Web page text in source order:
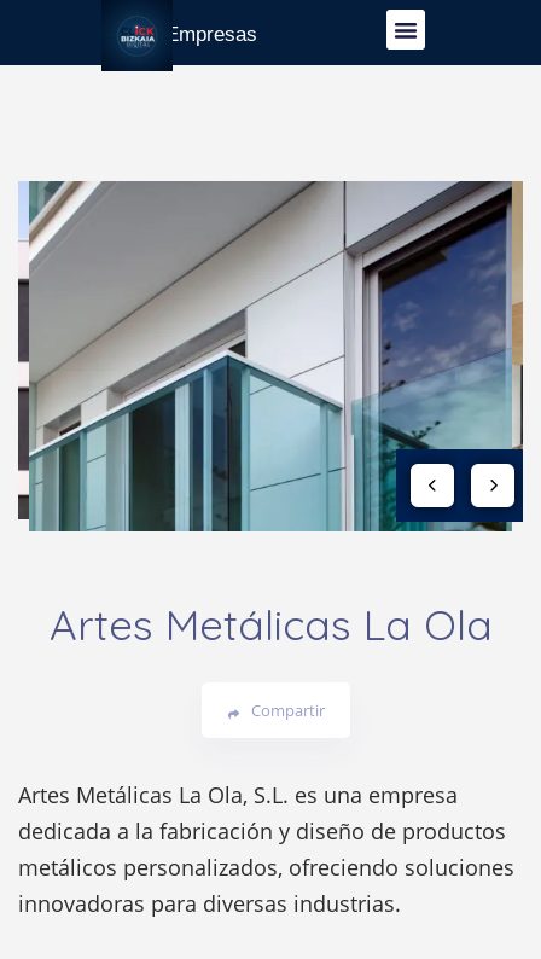
Guía Empresas
Artes Metálicas La Ola
Compartir
Artes Metálicas La Ola, S.L. es una empresa
dedicada a la fabricación y diseño de productos
metálicos personalizados, ofreciendo soluciones
innovadoras para diversas industrias.